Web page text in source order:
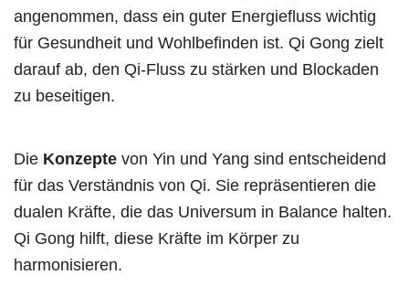
angenommen, dass ein guter Energiefluss wichtig
für Gesundheit und Wohlbefinden ist. Qi Gong zielt
darauf ab, den Qi-Fluss zu stärken und Blockaden
zu beseitigen.
Die Konzepte von Yin und Yang sind entscheidend
für das Verständnis von Qi. Sie repräsentieren die
dualen Kräfte, die das Universum in Balance halten.
Qi Gong hilft, diese Kräfte im Körper zu
harmonisieren.